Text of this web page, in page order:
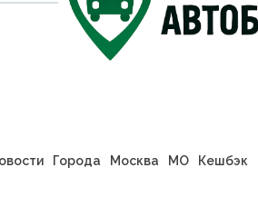
Города Москва МО Кешбэк